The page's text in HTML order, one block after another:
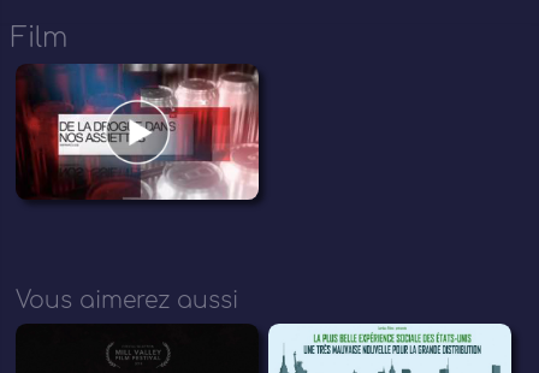
Film
Vous aimerez aussi